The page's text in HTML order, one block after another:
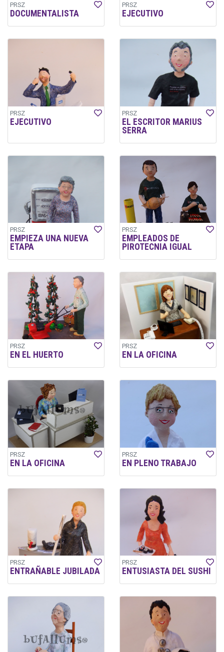
PRSZ
DOCUMENTALISTA
PRSZ
EJECUTIVO
PRSZ
EJECUTIVO
PRSZ
EL ESCRITOR MARIUS
SERRA
PRSZ
EMPIEZA UNA NUEVA
ETAPA
PRSZ
EMPLEADOS DE
PIROTECNIA IGUAL
PRSZ
EN EL HUERTO
PRSZ
EN LA OFICINA
PRSZ
EN LA OFICINA
PRSZ
EN PLENO TRABAJO
PRSZ
ENTRAÑABLE JUBILADA
PRSZ
ENTUSIASTA DEL SUSHI